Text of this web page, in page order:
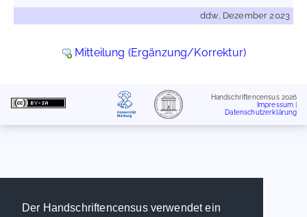
Der Handschriftencensus verwendet ein
ddw, Dezember 2023
Mitteilung (Ergänzung/Korrektur)
Handschriftencensus 2026
Impressum
Datenschutzerklärung